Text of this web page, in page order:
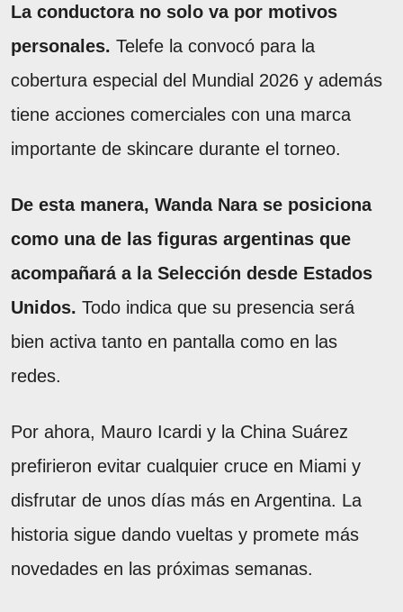
La conductora no solo va por motivos
personales. Telefe la convocó para la
cobertura especial del Mundial 2026 y además
tiene acciones comerciales con una marca
importante de skincare durante el torneo.
De esta manera, Wanda Nara se posiciona
como una de las figuras argentinas que
acompañará a la Selección desde Estados
Unidos. Todo indica que su presencia será
bien activa tanto en pantalla como en las
redes.
Por ahora, Mauro Icardi y la China Suárez
prefirieron evitar cualquier cruce en Miami y
disfrutar de unos días más en Argentina. La
historia sigue dando vueltas y promete más
novedades en las próximas semanas.